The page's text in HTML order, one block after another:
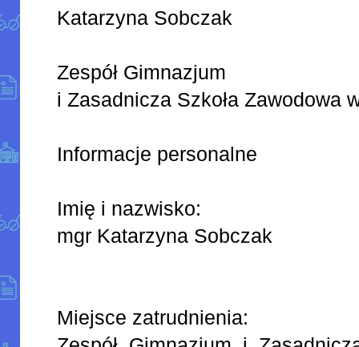
Katarzyna Sobczak
Zespół Gimnazjum
i Zasadnicza Szkoła Zawodowa
Informacje personalne
Imię i nazwisko:
mgr Katarzyna Sobczak
Miejsce zatrudnienia: